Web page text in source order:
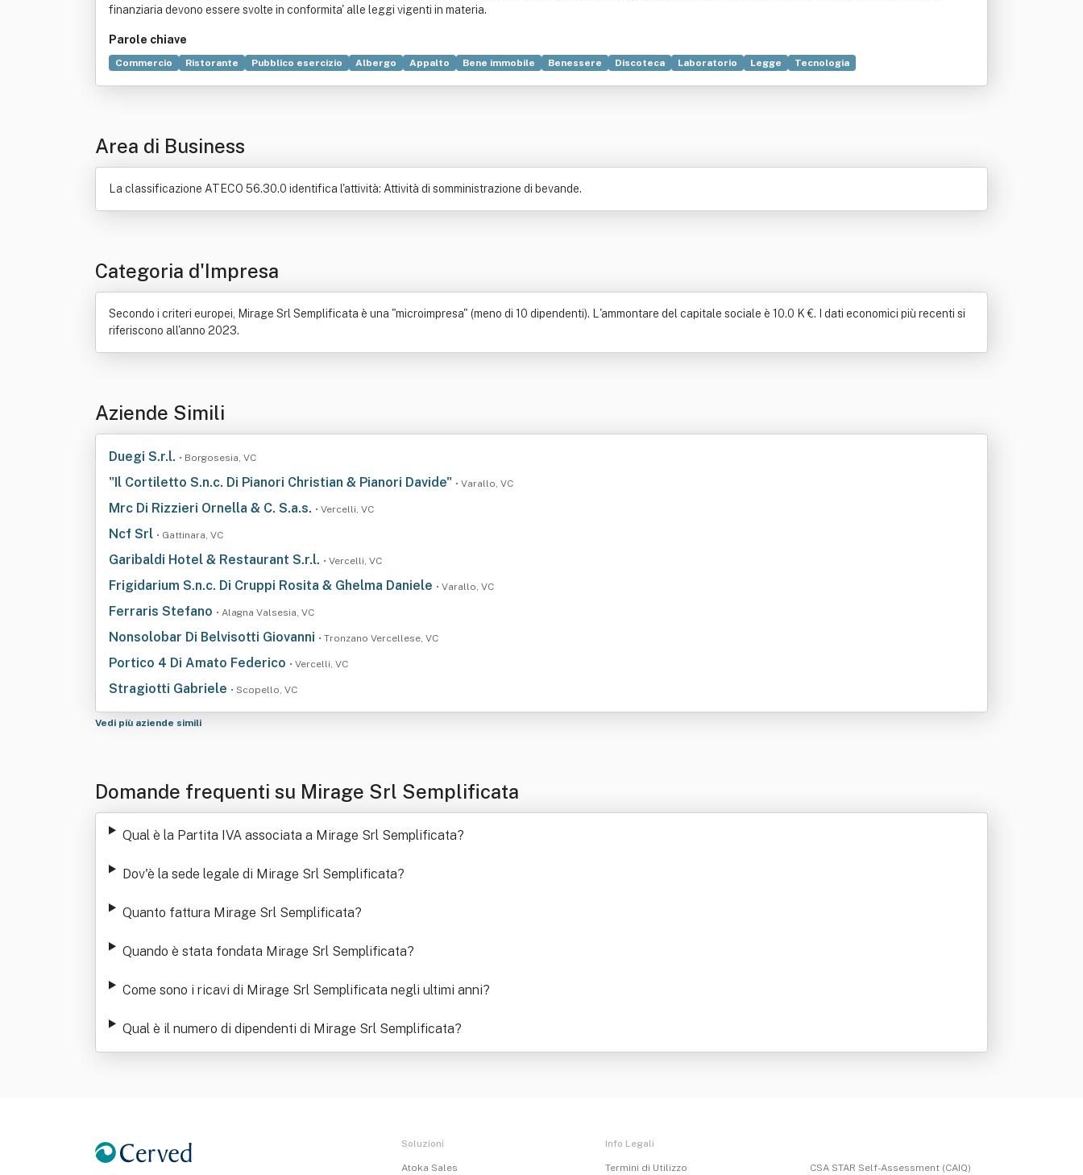
finanziaria devono essere svolte in conformita' alle leggi vigenti in materia.
Parole chiave
Commercio Ristorante Pubblico esercizio Albergo Appalto Bene immobile Benessere Discoteca Laboratorio Legge Tecnologia
Area di Business
La classificazione ATECO 56.30.0 identifica l'attività: Attività di somministrazione di bevande.
Categoria d'Impresa
Secondo i criteri europei, Mirage Srl Semplificata è una "microimpresa" (meno di 10 dipendenti). L'ammontare del capitale sociale è 10.0 K €. I dati economici più recenti si
riferiscono all'anno 2023.
Aziende Simili
Duegi S.r.l. • Borgosesia, VC
"Il Cortiletto S.n.c. Di Pianori Christian & Pianori Davide" • Varallo, VC
Mrc Di Rizzieri Ornella & C. S.a.s. • Vercelli, VC
Ncf Srl • Gattinara, VC
Garibaldi Hotel & Restaurant S.r.l. • Vercelli, VC
Frigidarium S.n.c. Di Cruppi Rosita & Ghelma Daniele • Varallo, VC
Ferraris Stefano • Alagna Valsesia, VC
Nonsolobar Di Belvisotti Giovanni • Tronzano Vercellese, VC
Portico 4 Di Amato Federico • Vercelli, VC
Stragiotti Gabriele • Scopello, VC
Vedi più aziende simili
Domande frequenti su Mirage Srl Semplificata
Qual è la Partita IVA associata a Mirage Srl Semplificata?
Dov'è la sede legale di Mirage Srl Semplificata?
Quanto fattura Mirage Srl Semplificata?
Quando è stata fondata Mirage Srl Semplificata?
Come sono i ricavi di Mirage Srl Semplificata negli ultimi anni?
Qual è il numero di dipendenti di Mirage Srl Semplificata?
Soluzioni
Atoka Sales
Info Legali
Termini di Utilizzo CSA STAR Self-Assessment (CAIQ)